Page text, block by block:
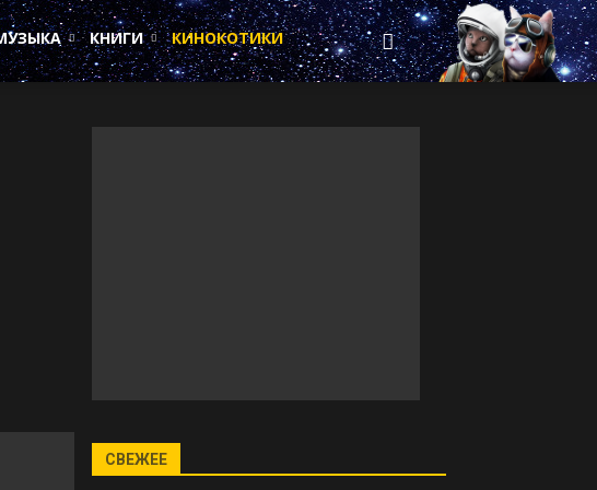
КНИГИ КИНОКОТИКИ
СВЕЖЕЕ